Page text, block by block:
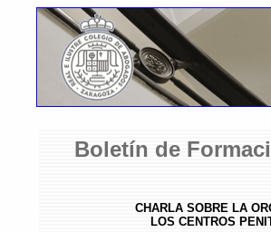
Boletín de
CHARLA SOBRE LA
LOS CENTROS